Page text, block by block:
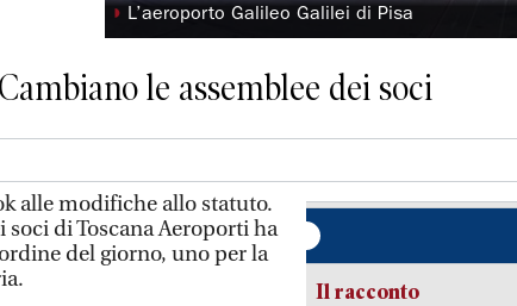
◗ L’aeroporto Galileo Galilei di Pisa
le assemblee dei soci
alle modifiche allo statuto.
di Toscana Aeroporti ha
del giorno, uno per la
Il racconto